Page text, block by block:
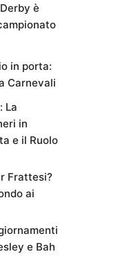
è
in porta:
Carnevali
La
in
e il Ruolo
Frattesi?
ai
e Bah